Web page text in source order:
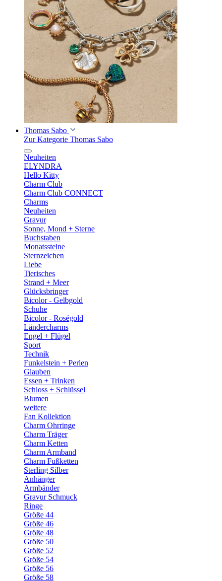
Thomas Sabo
Zur Kategorie Thomas Sabo
Neuheiten
ELYNDRA
Hello Kitty
Charm Club
Charm Club CONNECT
Charms
Neuheiten
Gravur
Sonne, Mond + Sterne
Buchstaben
Monatssteine
Sternzeichen
Liebe
Tierisches
Strand + Meer
Glücksbringer
Bicolor - Gelbgold
Schuhe
Bicolor - Roségold
Ländercharms
Engel + Flügel
Sport
Technik
Funkelstein + Perlen
Glauben
Essen + Trinken
Schloss + Schlüssel
Blumen
weitere
Fan Kollektion
Charm Ohrringe
Charm Träger
Charm Ketten
Charm Armband
Charm Fußketten
Sterling Silber
Anhänger
Armbänder
Gravur Schmuck
Ringe
Größe 44
Größe 46
Größe 48
Größe 50
Größe 52
Größe 54
Größe 56
Größe 58